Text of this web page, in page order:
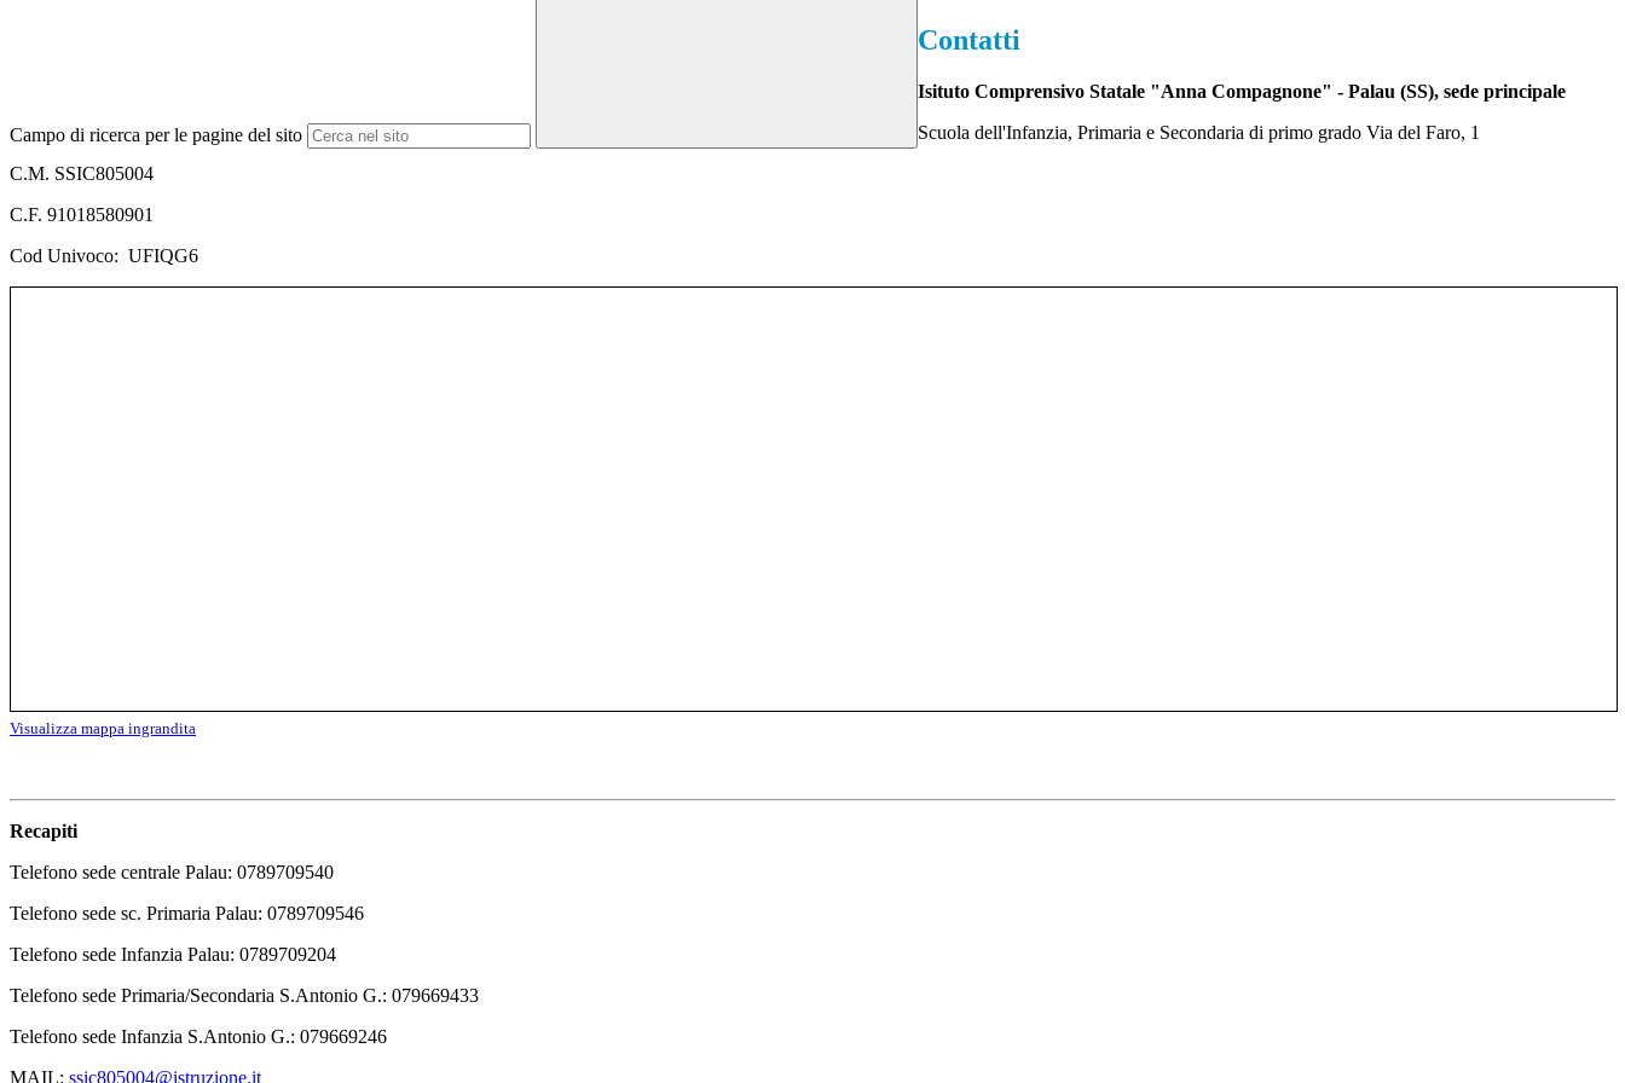
Campo di ricerca per le pagine del sito
Contatti
Isituto Comprensivo Statale "Anna Compagnone" - Palau (SS), sede principale
Scuola dell'Infanzia, Primaria e Secondaria di primo grado Via del Faro, 1
C.M. SSIC805004
C.F. 91018580901
Cod Univoco: UFIQG6
Visualizza mappa ingrandita
Recapiti
Telefono sede centrale Palau: 0789709540
Telefono sede sc. Primaria Palau: 0789709546
Telefono sede Infanzia Palau: 0789709204
Telefono sede Primaria/Secondaria S.Antonio G.: 079669433
Telefono sede Infanzia S.Antonio G.: 079669246
MAIL: ssic805004@istruzione.it